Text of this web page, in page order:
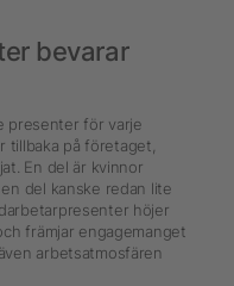
bevarar
presenter för varje
tillbaka på företaget,
En del är kvinnor
del kanske redan lite
höjer
främjar engagemanget
arbetsatmosfären